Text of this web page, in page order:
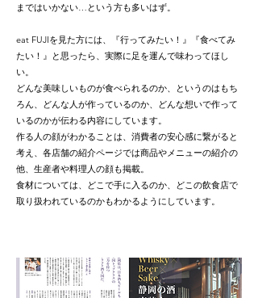
まではいかない…という方も多いはず。
eat FUJIを見た方には、『行ってみたい！』『食べてみ
たい！』と思ったら、実際に足を運んで味わってほし
い。
どんな美味しいものが食べられるのか、というのはもち
ろん、どんな人が作っているのか、どんな想いで作って
いるのかが伝わる内容にしています。
作る人の顔がわかることは、消費者の安心感に繋がると
考え、各店舗の紹介ページでは商品やメニューの紹介の
他、生産者や料理人の顔も掲載。
食材については、どこで手に入るのか、どこの飲食店で
取り扱われているのかもわかるようにしています。